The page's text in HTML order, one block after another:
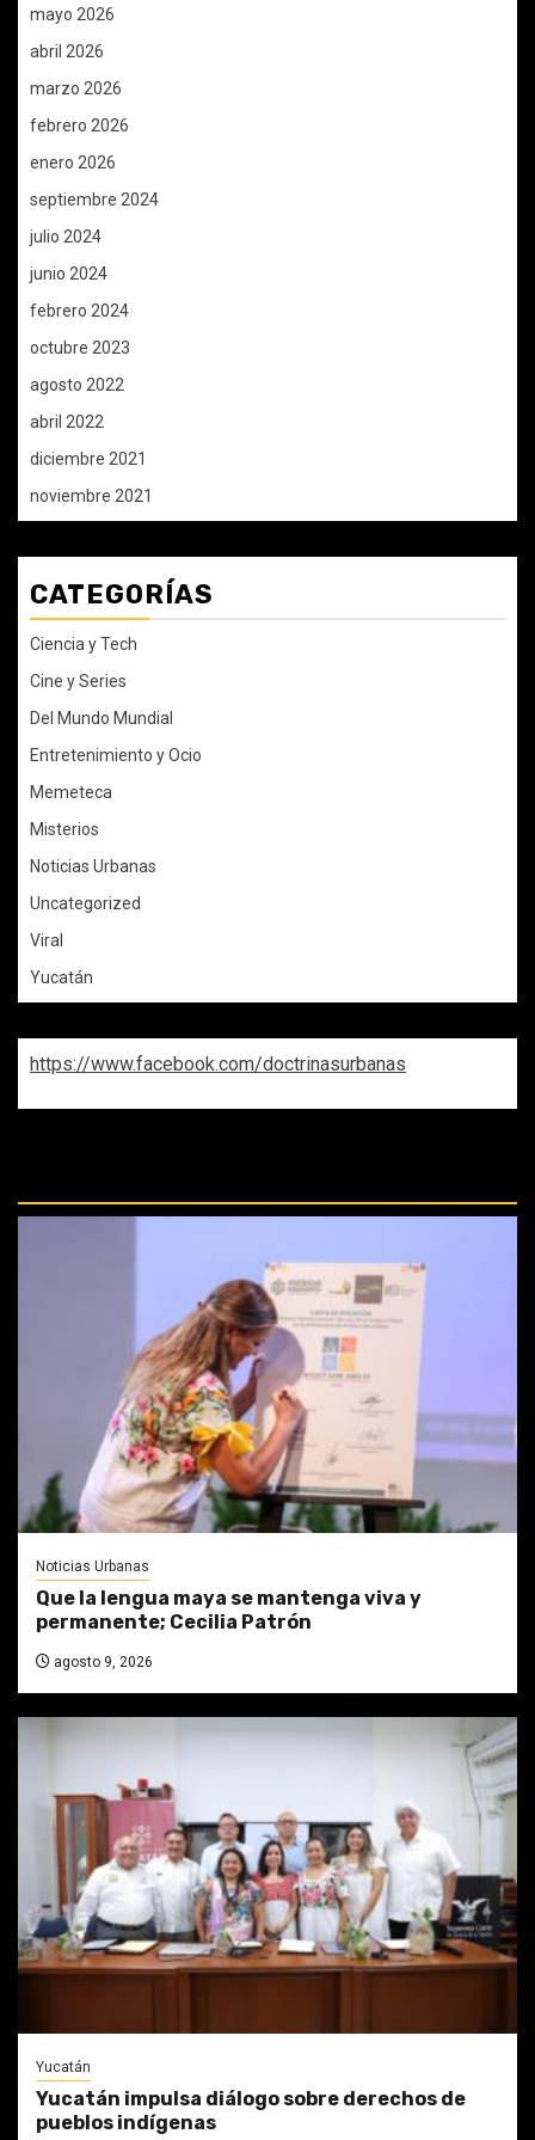
mayo 2026
abril 2026
marzo 2026
febrero 2026
enero 2026
septiembre 2024
julio 2024
junio 2024
febrero 2024
octubre 2023
agosto 2022
abril 2022
diciembre 2021
noviembre 2021
CATEGORÍAS
Ciencia y Tech
Cine y Series
Del Mundo Mundial
Entretenimiento y Ocio
Memeteca
Misterios
Noticias Urbanas
Uncategorized
Viral
Yucatán
https://www.facebook.com/doctrinasurbanas
Noticias Urbanas
Que la lengua maya se mantenga viva y
permanente; Cecilia Patrón
agosto 9, 2026
Yucatán
Yucatán impulsa diálogo sobre derechos de
pueblos indígenas